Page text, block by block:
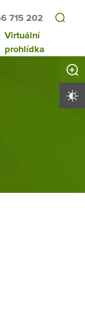
715 202
Virtuální
prohlídka